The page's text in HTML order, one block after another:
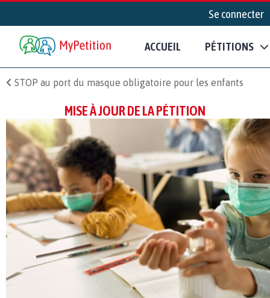
Se connecter
ACCUEIL PÉTITIONS
STOP au port du masque obligatoire pour les enfants
MISE À JOUR DE LA PÉTITION